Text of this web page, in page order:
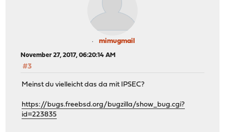
mimugmail
November 27, 2017, 06:20:14 AM
#3
Meinst du vielleicht das da mit IPSEC?
https://bugs.freebsd.org/bugzilla/show_bug.cgi?
id=223835